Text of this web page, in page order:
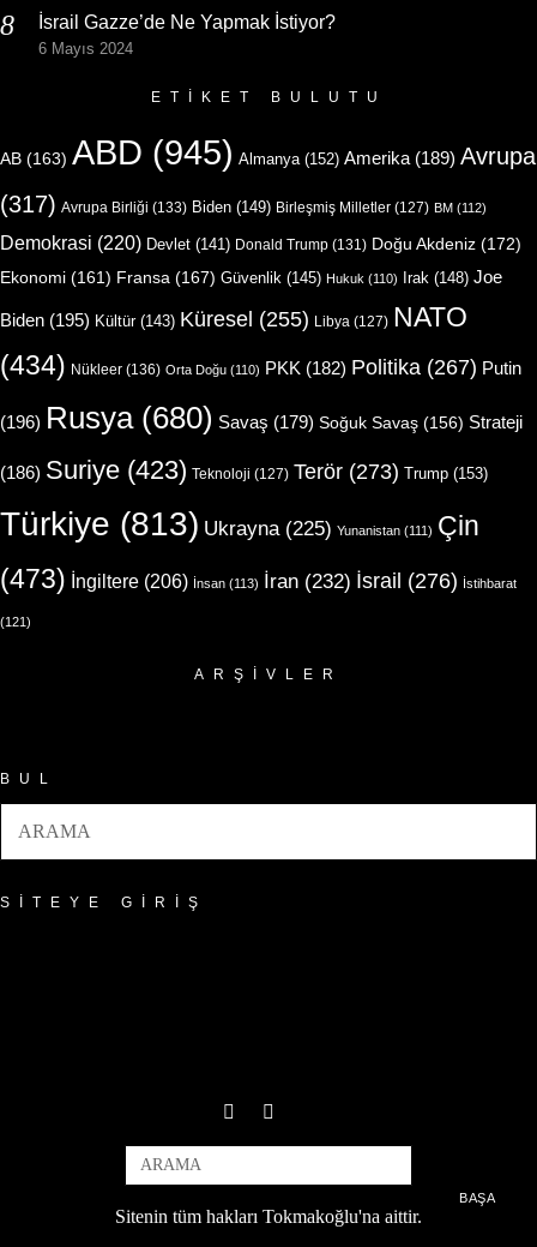
İsrail Gazze’de Ne Yapmak İstiyor?
6 Mayıs 2024
ETIKET BULUTU
AB (163) ABD (945) Almanya(152) Amerika (189) Avrupa
(317) Avrupa Birliği (133) Biden (149) Birleşmiş Milletler (127) BM (112)
Demokrasi (220) Devlet (141) Donald Trump (131) Doğu Akdeniz (172)
Ekonomi (161) Fransa (167) Güvenlik (145) Hukuk (110) Irak (148) Joe
Biden (195) Kültür(143) Küresel (255) Libya (127) NATO
(434) Nükleer (136) Orta Doğu (110) PKK (182) Politika (267) Putin
(196) Rusya(680) Savaş (179) Soğuk Savaş (156) Strateji
(186) Suriye (423) Teknoloji (127) Terör (273) Trump (153)
Türkiye (813) Ukrayna(225) Yunanistan (111) Çin
(473) İngiltere (206) İnsan (113) İran (232) İsrail (276) İstihbarat
(121)
ARŞIVLER
BUL
SITEYE GIRIŞ
Sitenin tüm hakları Tokmakoğlu'na aittir.
BAŞA